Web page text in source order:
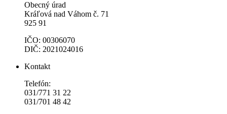
Obecný úrad
Kráľová nad Váhom č. 71
925 91
IČO: 00306070
DIČ: 2021024016
Kontakt
Telefón:
031/771 31 22
031/701 48 42